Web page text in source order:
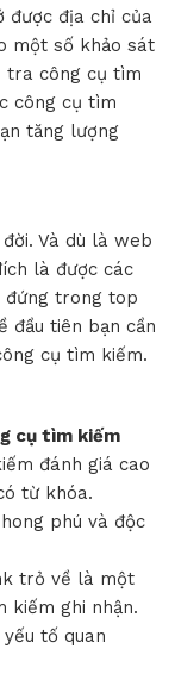
được địa chỉ của
một số khảo sát
tra công cụ tìm
công cụ tìm
tăng lượng
Và dù là web
là được các
đứng trong top
đầu tiên bạn cần
cụ tìm kiếm.
cụ tìm kiếm
đánh giá cao
từ khóa.
phú và độc
trỏ về là một
kiếm ghi nhận.
tố quan